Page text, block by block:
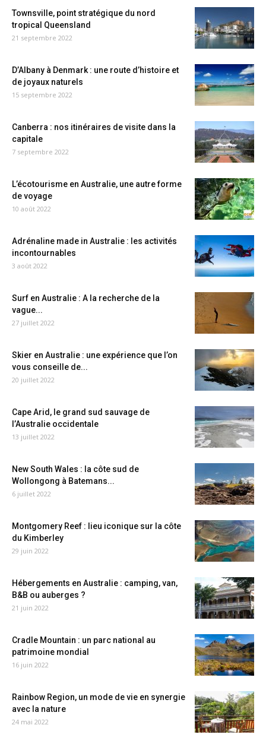
Townsville, point stratégique du nord
tropical Queensland
21 septembre 2022
D’Albany à Denmark : une route d’histoire et
de joyaux naturels
15 septembre 2022
Canberra : nos itinéraires de visite dans la
capitale
7 septembre 2022
L’écotourisme en Australie, une autre forme
de voyage
10 août 2022
Adrénaline made in Australie : les activités
incontournables
3 août 2022
Surf en Australie : A la recherche de la
vague...
27 juillet 2022
Skier en Australie : une expérience que l’on
vous conseille de...
20 juillet 2022
Cape Arid, le grand sud sauvage de
l’Australie occidentale
13 juillet 2022
New South Wales : la côte sud de
Wollongong à Batemans...
6 juillet 2022
Montgomery Reef : lieu iconique sur la côte
du Kimberley
29 juin 2022
Hébergements en Australie : camping, van,
B&B ou auberges ?
21 juin 2022
Cradle Mountain : un parc national au
patrimoine mondial
16 juin 2022
Rainbow Region, un mode de vie en synergie
avec la nature
24 mai 2022